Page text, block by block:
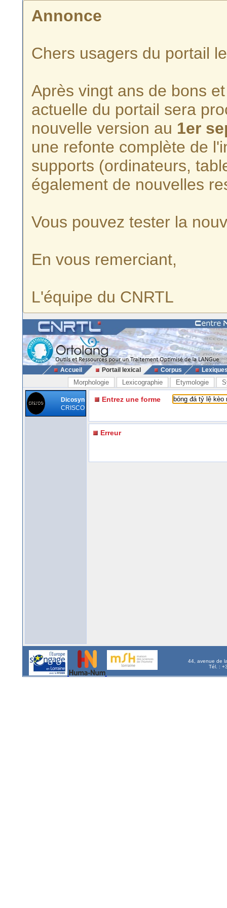
Annonce
Chers usagers du portail
Après vingt ans de bons
actuelle du portail sera
nouvelle version au 1er
une refonte complète de
supports (ordinateurs,
également de nouvelles
Vous pouvez tester la
En vous remerciant,
L'équipe du CNRTL
Accueil Portail lexical Corpus
Morphologie Lexicographie Etymologie
Dicosyn
CRISCO
Entrez une forme
Erreur
44, avenue de
Tél. :